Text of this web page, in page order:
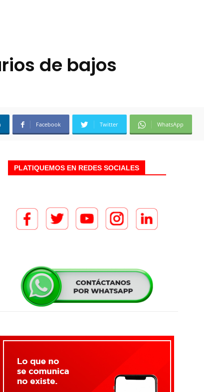
de bajos
Facebook Twitter WhatsApp
PLATIQUEMOS EN REDES SOCIALES